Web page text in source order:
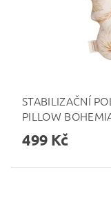
STABILIZAČNÍ
PILLOW
499 Kč